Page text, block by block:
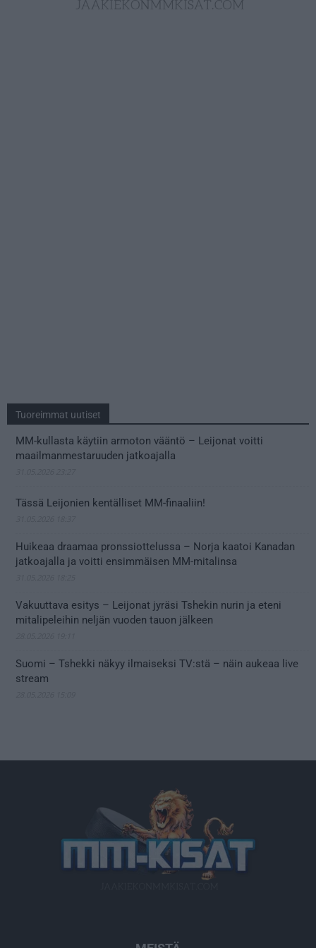
Tuoreimmat uutiset
MM-kullasta käytiin armoton vääntö – Leijonat voitti
maailmanmestaruuden jatkoajalla
Tässä Leijonien kentälliset MM-finaaliin!
Huikeaa draamaa pronssiottelussa – Norja kaatoi Kanadan
jatkoajalla ja voitti ensimmäisen MM-mitalinsa
Vakuuttava esitys – Leijonat jyräsi Tshekin nurin ja eteni
mitalipeleihin neljän vuoden tauon jälkeen
Suomi – Tshekki näkyy ilmaiseksi TV:stä – näin aukeaa live
stream